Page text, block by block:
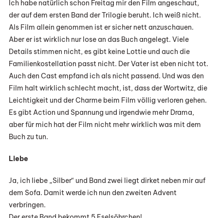
Ich habe natürlich schon Freitag mir den Film angeschaut,
der auf dem ersten Band der Trilogie beruht. Ich weiß nicht.
Als Film allein genommen ist er sicher nett anzuschauen.
Aber er ist wirklich nur lose an das Buch angelegt. Viele
Details stimmen nicht, es gibt keine Lottie und auch die
Familienkostellation passt nicht. Der Vater ist eben nicht tot.
Auch den Cast empfand ich als nicht passend. Und was den
Film halt wirklich schlecht macht, ist, dass der Wortwitz, die
Leichtigkeit und der Charme beim Film völlig verloren gehen.
Es gibt Action und Spannung und irgendwie mehr Drama,
aber für mich hat der Film nicht mehr wirklich was mit dem
Buch zu tun.
Liebe
Ja, ich liebe „Silber“ und Band zwei liegt dirket neben mir auf
dem Sofa. Damit werde ich nun den zweiten Advent
verbringen.